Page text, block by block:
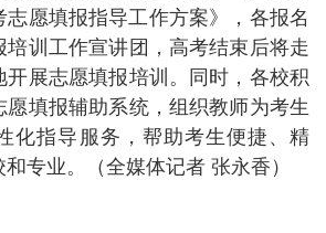
志愿填报指导工作方案》，各报名
培训工作宣讲团，高考结束后将走
开展志愿填报培训。同时，各校积
愿填报辅助系统，组织教师为考生
化指导服务，帮助考生便捷、精
专业。（全媒体记者 张永香）